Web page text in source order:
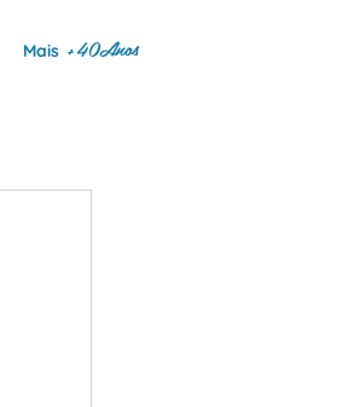
Mais +40Anos